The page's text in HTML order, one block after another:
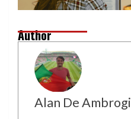
Author
Alan De Ambrogi